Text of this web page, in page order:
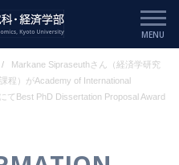
Markane Sipraseuthさん（経済学研究
程）がAcademy of International
てBest PhD Dissertation Proposal Award